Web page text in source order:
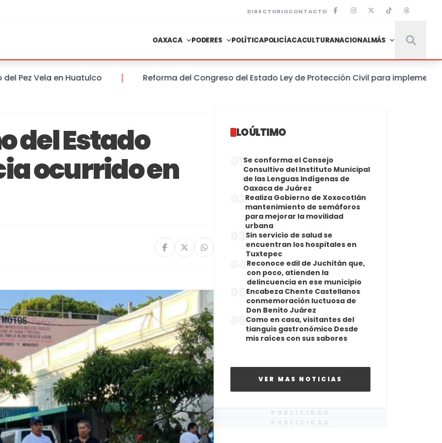
DIRECTORIOCONTACTO
OAXACA PODERES POLÍTICAPOLICÍACACULTURANACIONALMÁS
Vela en Huatulco Reforma del Congreso del Estado Ley de Protección Civil para implementar
del Estado
ocurrido en
LO ÚLTIMO
Se conforma el Consejo
Consultivo del Instituto Municipal
de las Lenguas Indígenas de
Oaxaca de Juárez
Realiza Gobierno de Xoxocotlán
mantenimiento de semáforos
para mejorar la movilidad
urbana
Sin servicio de salud se
encuentran los hospitales en
Tuxtepec
Reconoce edil de Juchitán que,
con poco, atienden la
delincuencia en ese municipio
Encabeza Chente Castellanos
conmemoración luctuosa de
Don Benito Juárez
Como en casa, visitantes del
tianguis gastronómico Desde
mis raíces con sus sabores
VER MAS NOTICIAS